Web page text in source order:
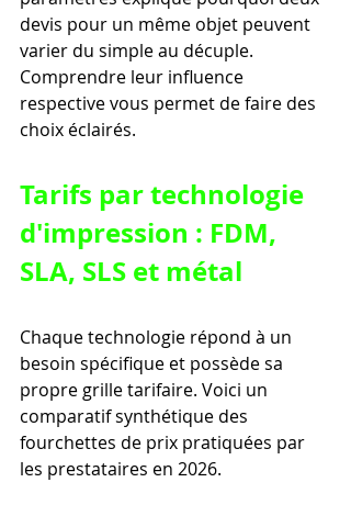
devis pour un même objet peuvent
varier du simple au décuple.
Comprendre leur influence
respective vous permet de faire des
choix éclairés.
Tarifs par technologie
d'impression : FDM,
SLA, SLS et métal
Chaque technologie répond à un
besoin spécifique et possède sa
propre grille tarifaire. Voici un
comparatif synthétique des
fourchettes de prix pratiquées par
les prestataires en 2026.